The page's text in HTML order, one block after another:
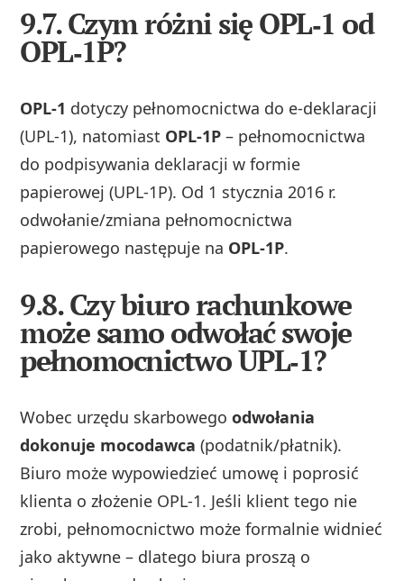
9.7. Czym różni się OPL‑1 od
OPL‑1P?
OPL‑1 dotyczy pełnomocnictwa do e‑deklaracji
(UPL‑1), natomiast OPL‑1P – pełnomocnictwa
do podpisywania deklaracji w formie
papierowej (UPL‑1P). Od 1 stycznia 2016 r.
odwołanie/zmiana pełnomocnictwa
papierowego następuje na OPL‑1P.
9.8. Czy biuro rachunkowe
może samo odwołać swoje
pełnomocnictwo UPL‑1?
Wobec urzędu skarbowegoodwołania
dokonuje mocodawca (podatnik/płatnik).
Biuro może wypowiedzieć umowę i poprosić
klienta o złożenie OPL‑1. Jeśli klient tego nie
zrobi, pełnomocnictwo może formalnie widnieć
jako aktywne – dlatego biura proszą o